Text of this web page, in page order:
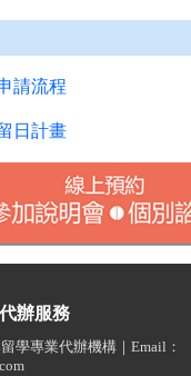
請流程
日計畫
辦服務
學專業代辦機構｜Email：